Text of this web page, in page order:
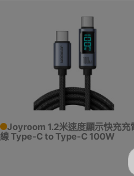
Joyroom 1.2米速度顯示快充充
線 Type-C to Type-C 100W